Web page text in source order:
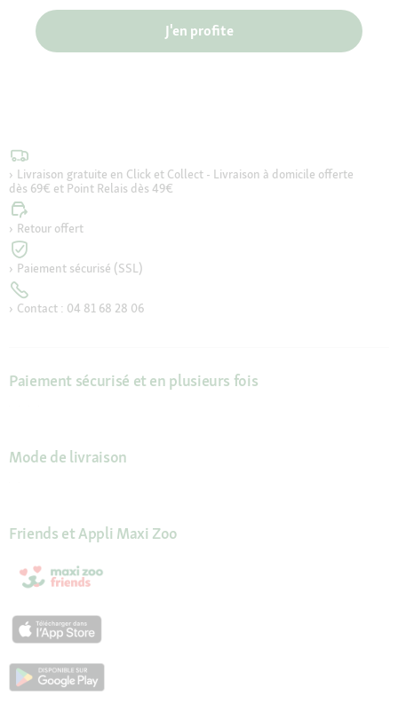
J'en profite
Livraison gratuite en Click et Collect - Livraison à domicile offerte
dès 69€ et Point Relais dès 49€
Retour offert
Paiement sécurisé (SSL)
Contact : 04 81 68 28 06
Paiement sécurisé et en plusieurs fois
Mode de livraison
Friends et Appli Maxi Zoo